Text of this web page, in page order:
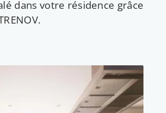
dans votre résidence grâce